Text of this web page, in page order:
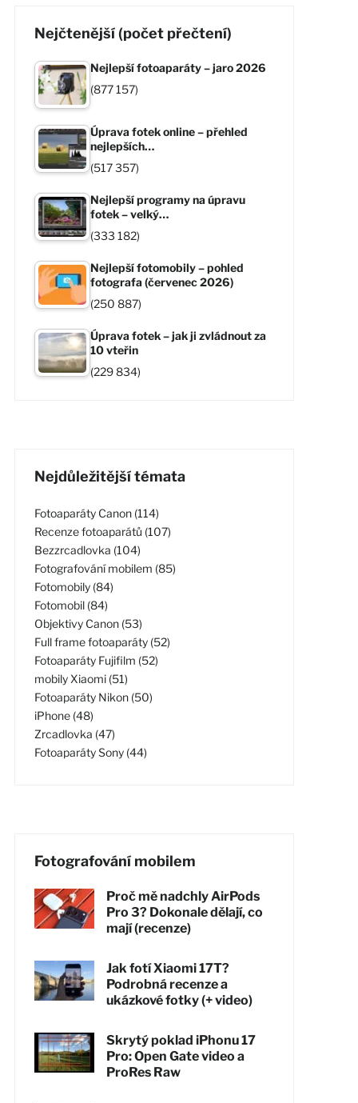
Nejčtenější (počet přečtení)
Nejlepší fotoaparáty – jaro 2026
(877 157)
Úprava fotek online – přehled
nejlepších…
(517 357)
Nejlepší programy na úpravu
fotek – velký…
(333 182)
Nejlepší fotomobily – pohled
fotografa (červenec 2026)
(250 887)
Úprava fotek – jak ji zvládnout za
10 vteřin
(229 834)
Nejdůležitější témata
Fotoaparáty Canon (114)
Recenze fotoaparátů (107)
Bezzrcadlovka (104)
Fotografování mobilem (85)
Fotomobily (84)
Fotomobil (84)
Objektivy Canon (53)
Full frame fotoaparáty (52)
Fotoaparáty Fujifilm (52)
mobily Xiaomi (51)
Fotoaparáty Nikon (50)
iPhone (48)
Zrcadlovka (47)
Fotoaparáty Sony (44)
Fotografování mobilem
Proč mě nadchly AirPods
Pro 3? Dokonale dělají, co
mají (recenze)
Jak fotí Xiaomi 17T?
Podrobná recenze a
ukázkové fotky (+ video)
Skrytý poklad iPhonu 17
Pro: Open Gate video a
ProRes Raw